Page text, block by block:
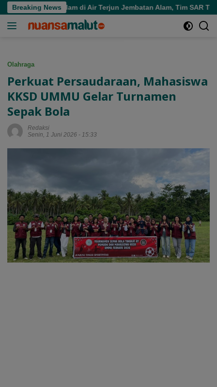
Langsung
ke
Breaking News
Tenggelam di Air Terjun Jembatan Alam, Tim SAR Turun
Olahraga
Perkuat Persaudaraan, Mahasiswa
KKSD UMMU Gelar Turnamen
Sepak Bola
Redaksi
Senin, 1 Juni 2026 - 15:33